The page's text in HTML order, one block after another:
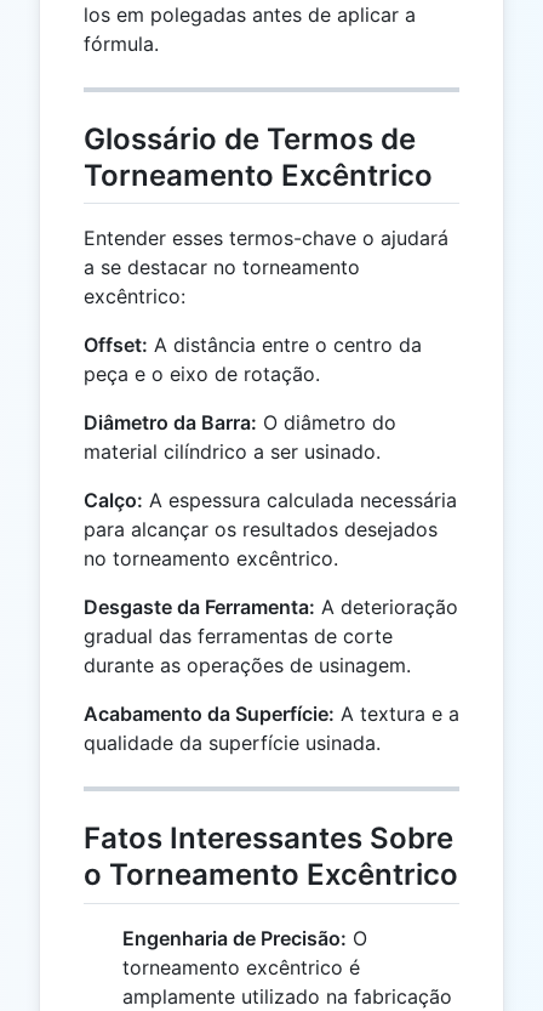
los em polegadas antes de aplicar a
fórmula.
Glossário de Termos de
Torneamento Excêntrico
Entender esses termos-chave o ajudará
a se destacar no torneamento
excêntrico:
Offset: A distância entre o centro da
peça e o eixo de rotação.
Diâmetro da Barra: O diâmetro do
material cilíndrico a ser usinado.
Calço: A espessura calculada necessária
para alcançar os resultados desejados
no torneamento excêntrico.
Desgaste da Ferramenta: A deterioração
gradual das ferramentas de corte
durante as operações de usinagem.
Acabamento da Superfície: A textura e a
qualidade da superfície usinada.
Fatos Interessantes Sobre
o Torneamento Excêntrico
Engenharia de Precisão: O
torneamento excêntrico é
amplamente utilizado na fabricação